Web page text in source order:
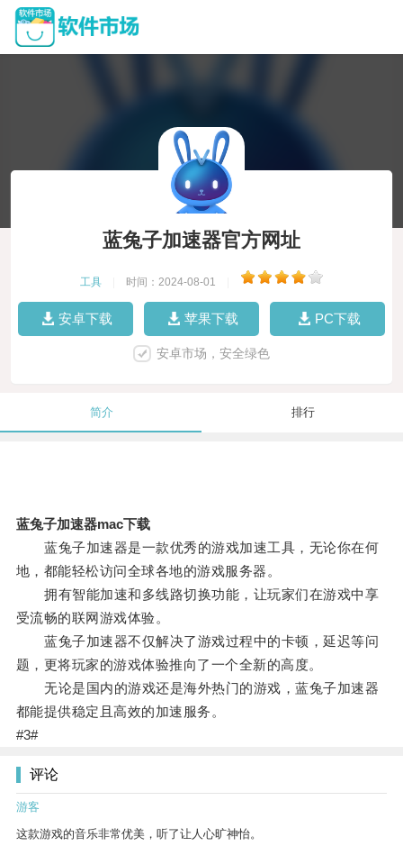
蓝兔子加速器官方网址
工具 时间：2024-08-01
安卓下载 苹果下载 PC下载
安卓市场，安全绿色
简介 排行
蓝兔子加速器mac下载
蓝兔子加速器是一款优秀的游戏加速工具，无论你在何
地，都能轻松访问全球各地的游戏服务器。
拥有智能加速和多线路切换功能，让玩家们在游戏中享
受流畅的联网游戏体验。
蓝兔子加速器不仅解决了游戏过程中的卡顿，延迟等问
题，更将玩家的游戏体验推向了一个全新的高度。
无论是国内的游戏还是海外热门的游戏，蓝兔子加速器
都能提供稳定且高效的加速服务。
#3#
评论
游客
这款游戏的音乐非常优美，听了让人心旷神怡。